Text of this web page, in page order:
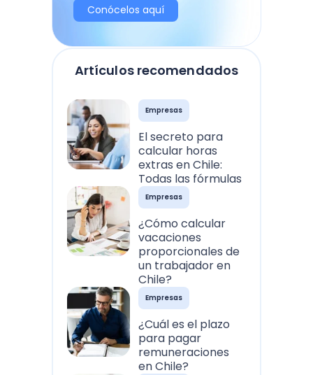
Artículos recomendados
Empresas
El secreto para
calcular horas
extras en Chile:
Todas las fórmulas
Empresas
¿Cómo calcular
vacaciones
proporcionales de
un trabajador en
Chile?
Empresas
¿Cuál es el plazo
para pagar
remuneraciones
en Chile?
Conócelos aquí